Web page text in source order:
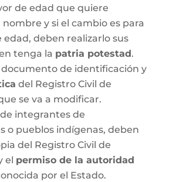
de edad que quiere
y si el cambio es para
deben realizarlo sus
tenga la patria potestad.
de identificación y
del Registro Civil de
se va a modificar.
integrantes de
o pueblos indígenas, deben
del Registro Civil de
el permiso de la autoridad
por el Estado.